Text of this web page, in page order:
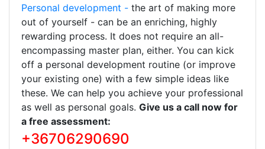
Personal development - the art of making more
out of yourself - can be an enriching, highly
rewarding process. It does not require an all-
encompassing master plan, either. You can kick
off a personal development routine (or improve
your existing one) with a few simple ideas like
these. We can help you achieve your professional
as well as personal goals. Give us a call now for
a free assessment:
+36706290690